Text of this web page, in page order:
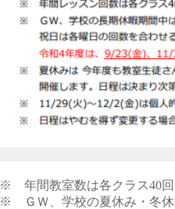
※ 年間教室数は各クラス40
※ ＧＷ、学校の夏休み・冬休